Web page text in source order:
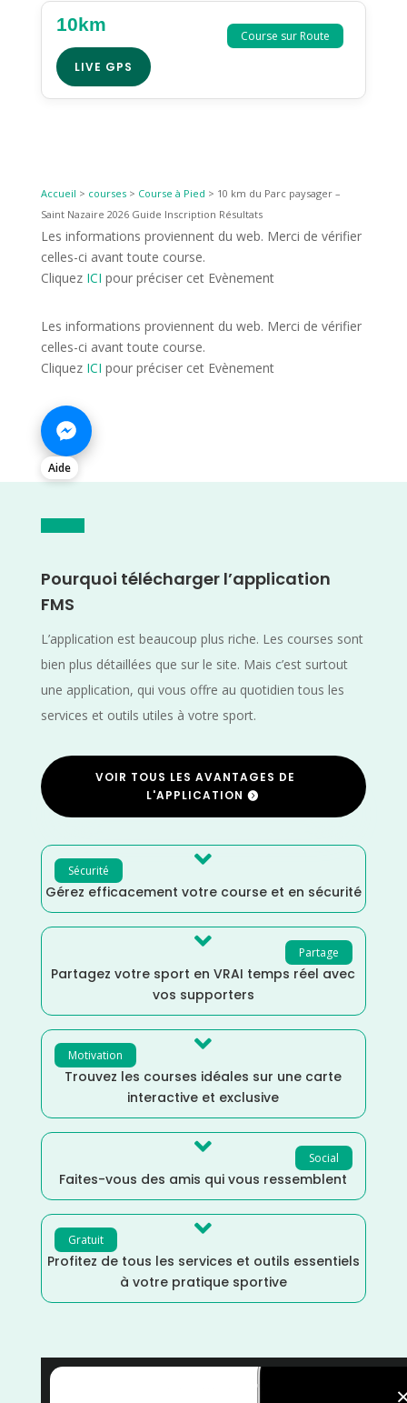
Course sur Route
10km
LIVE GPS
Accueil > courses> Course à Pied > 10 km du Parc paysager –
Saint Nazaire 2026 Guide Inscription Résultats
Les informations proviennent du web. Merci de vérifier
celles-ci avant toute course.
Cliquez ICI pour préciser cet Evènement
Les informations proviennent du web. Merci de vérifier
celles-ci avant toute course.
Cliquez ICI pour préciser cet Evènement
Aide
Pourquoi télécharger l’application
FMS
L’application est beaucoup plus riche. Les courses sont
bien plus détaillées que sur le site. Mais c’est surtout
une application, qui vous offre au quotidien tous les
services et outils utiles à votre sport.
VOIR TOUS LES AVANTAGES DE
L'APPLICATION
Sécurité 
Gérez efficacement votre course et en sécurité
Partage

Partagez votre sport en VRAI temps réel avec
vos supporters
Motivation 
Trouvez les courses idéales sur une carte
interactive et exclusive
Social

Faites-vous des amis qui vous ressemblent
Gratuit 
Profitez de tous les services et outils essentiels
à votre pratique sportive